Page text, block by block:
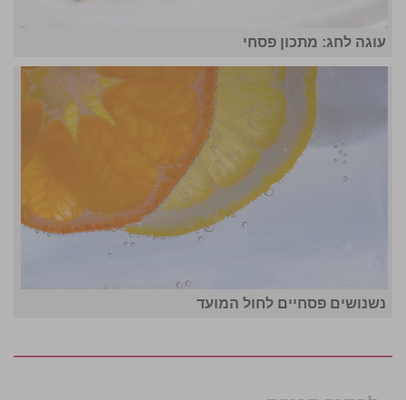
עוגה לחג: מתכון פסחי
נשנושים פסחיים לחול המועד